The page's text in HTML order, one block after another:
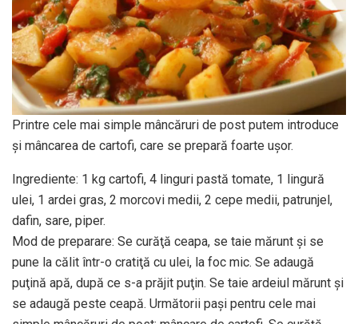
Printre cele mai simple mâncăruri de post putem introduce
şi mâncarea de cartofi, care se prepară foarte uşor.
Ingrediente: 1 kg cartofi, 4 linguri pastă tomate, 1 lingură
ulei, 1 ardei gras, 2 morcovi medii, 2 cepe medii, patrunjel,
dafin, sare, piper.
Mod de preparare: Se curăţă ceapa, se taie mărunt şi se
pune la călit într-o cratiţă cu ulei, la foc mic. Se adaugă
puţină apă, după ce s-a prăjit puţin. Se taie ardeiul mărunt şi
se adaugă peste ceapă. Următorii paşi pentru cele mai